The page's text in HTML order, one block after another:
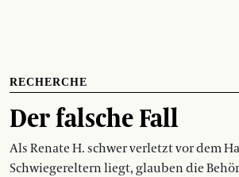
RECHERCHE
Der falsche Fall
Als Renate H. schwer verletzt vor dem
Schwiegereltern liegt, glauben die